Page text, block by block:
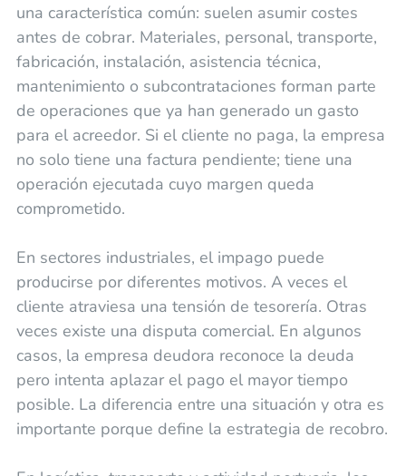
una característica común: suelen asumir costes
antes de cobrar. Materiales, personal, transporte,
fabricación, instalación, asistencia técnica,
mantenimiento o subcontrataciones forman parte
de operaciones que ya han generado un gasto
para el acreedor. Si el cliente no paga, la empresa
no solo tiene una factura pendiente; tiene una
operación ejecutada cuyo margen queda
comprometido.
En sectores industriales, el impago puede
producirse por diferentes motivos. A veces el
cliente atraviesa una tensión de tesorería. Otras
veces existe una disputa comercial. En algunos
casos, la empresa deudora reconoce la deuda
pero intenta aplazar el pago el mayor tiempo
posible. La diferencia entre una situación y otra es
importante porque define la estrategia de recobro.